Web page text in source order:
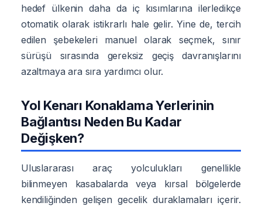
hedef ülkenin daha da iç kısımlarına ilerledikçe
otomatik olarak istikrarlı hale gelir. Yine de, tercih
edilen şebekeleri manuel olarak seçmek, sınır
sürüşü sırasında gereksiz geçiş davranışlarını
azaltmaya ara sıra yardımcı olur.
Yol Kenarı Konaklama Yerlerinin
Bağlantısı Neden Bu Kadar
Değişken?
Uluslararası araç yolculukları genellikle
bilinmeyen kasabalarda veya kırsal bölgelerde
kendiliğinden gelişen gecelik duraklamaları içerir.